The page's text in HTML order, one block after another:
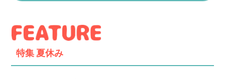
特集 夏休み